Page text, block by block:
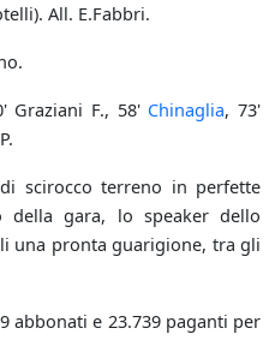
All. E.Fabbri.
Graziani F., 58' Chinaglia, 73'
scirocco terreno in perfette
della gara, lo speaker dello
una pronta guarigione, tra gli
abbonati e 23.739 paganti per